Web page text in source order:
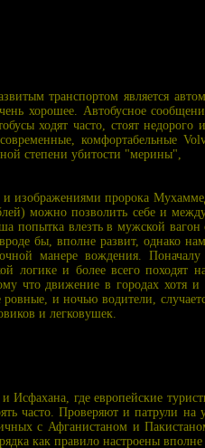
транспортом является
хорошее. Автобусное
ходят часто, стоят
комфортабельные
степени убитости "мерины",
изображениями пророка
можно позволить себе и
попытка влезть в мужской
бы, вполне развит, однако
манере вождения.
логике и более всего
что движение в городах хотя
и ночью водители,
и легковушек.
где европейские
часто. Проверяют и патрули
с Афганистаном и
как правило настроены